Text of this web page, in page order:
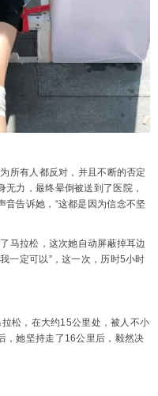
所有人都反对，并且不断的否定
力，最终晕倒被送到了医院，
告诉她，“这都是因为信念不坚
马拉松，这次她自动屏蔽掉耳边
一定可以”，这一次，历时5小时
松，在大约15公里处，被人不小
，她坚持走了16公里后，毅然决